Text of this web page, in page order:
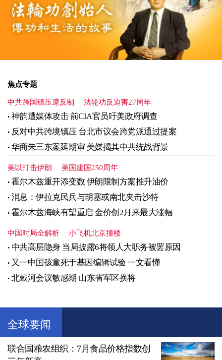
焦点专题
中共跨国镇压遭反制 法轮功反迫害27周年
神韵遭媒体攻击 前CIA官员吁美政府调查
反对中共跨境镇压 台北市议会跨党派通过提案
华商朱三东案延期审 美媒揭其中共统战背景
美以打击伊朗 美国建国250周年
霍尔木兹重开添变数 伊朗限制方案推升油价
消息：伊拉克民兵与胡塞或南北夹击沙特
霍尔木兹海峡有望重启 金价创2月来最大涨幅
中国时局全解析 小飞机北京撞楼
中共高层隐身 当局披露6将领人大职务被罢原因
又一中国孩童死于基因编辑试验 一文看懂
北戴河会议敏感期 山东省军区换将
全球要闻
联合国粮农组织：7月食品价格指数创